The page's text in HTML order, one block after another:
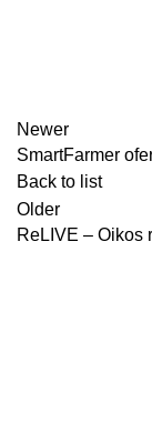
Newer
SmartFarmer
Back to list
Older
ReLIVE – Oikos